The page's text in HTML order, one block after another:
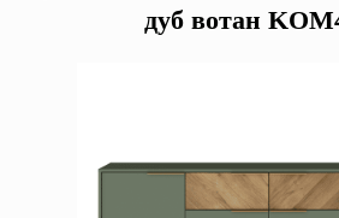
Витрины
дуб вотан